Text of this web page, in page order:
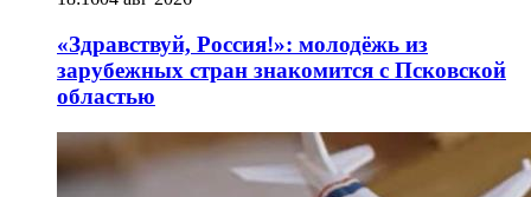
«Здравствуй, Россия!»: молодёжь из
зарубежных стран знакомится с Псковской
областью